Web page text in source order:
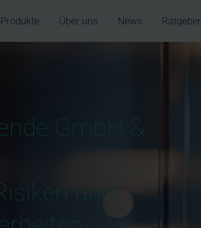
Produkte Über uns News Ratgeber
GmbH &
und